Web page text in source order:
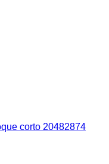
corto 20482874